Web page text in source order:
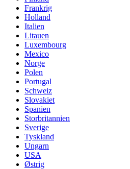
Frankrig
Holland
Italien
Litauen
Luxembourg
Mexico
Norge
Polen
Portugal
Schweiz
Slovakiet
Spanien
Storbritannien
Sverige
Tyskland
Ungarn
USA
Østrig